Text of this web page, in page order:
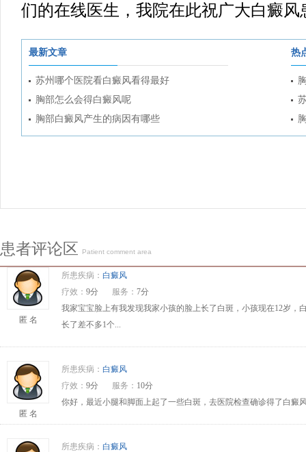
们的在线医生，我院在此祝广大白癜
最新文章
苏州哪个医院看白癜风看得最好
胸部怎么会得白癜风呢
胸部白癜风产生的病因有哪些
热
患者评论区 Patient comment area
匿 名
所患疾病： 白癜风
疗效： 9分 服务： 7分
我家宝宝脸上有我发现我家小孩的脸上长了白斑，小孩现在12岁
长了差不多1个...
匿 名
所患疾病： 白癜风
疗效： 9分 服务： 10分
你好，最近小腿和脚面上起了一些白斑，去医院检查确诊得了白
所患疾病： 白癜风